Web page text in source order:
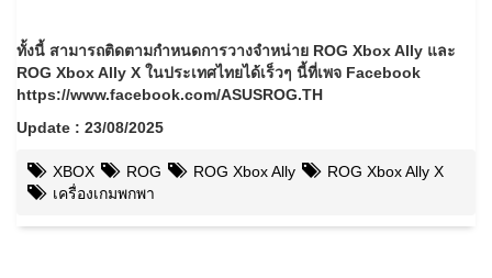
ทั้งนี้ สามารถติดตามกำหนดการวางจำหน่าย ROG Xbox Ally และ
ROG Xbox Ally X ในประเทศไทยได้เร็วๆ นี้ที่เพจ Facebook
https://www.facebook.com/ASUSROG.TH
Update : 23/08/2025
XBOX ROG ROG Xbox Ally
ROG Xbox Ally X
เครื่องเกมพกพา